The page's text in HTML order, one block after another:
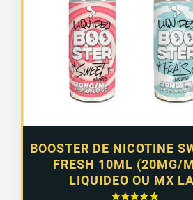
BOOSTER DE NICOTINE
FRESH 10ML (20MG/
LIQUIDEO OU MX
1,29 €
10,99 €